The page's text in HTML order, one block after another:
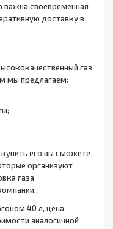
важна своевременная
доставку в
газ
мы предлагаем:
его вы сможете
организуют
газа
40 л, цена
аналогичной